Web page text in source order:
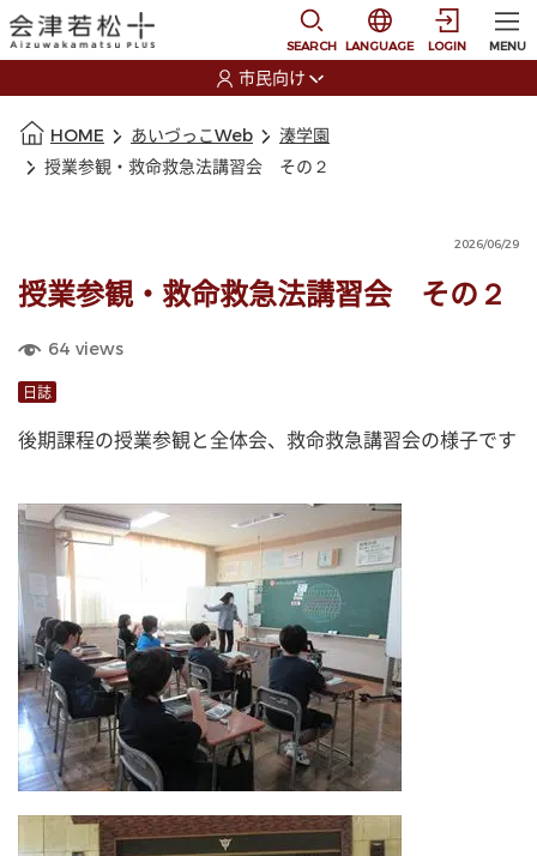
SEARCH
選択すると言語の切
LANGUAGE LOGIN MENU
市民向け
HOME あいづっこWeb
湊学園
授業参観・救命救急法講習会 その２
2026/06/29
授業参観・救命救急法講習会 その２
64 views
日誌
後期課程の授業参観と全体会、救命救急講習会の様子です